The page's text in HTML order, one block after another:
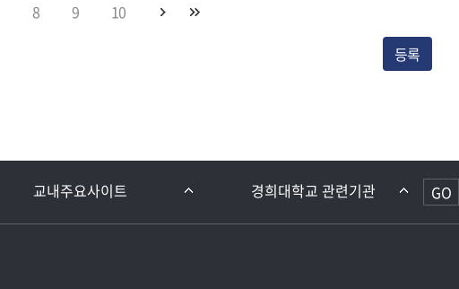
8 9 10
등록
GO